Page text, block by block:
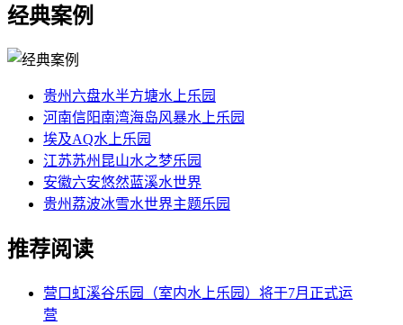
经典案例
贵州六盘水半方塘水上乐园
河南信阳南湾海岛风暴水上乐园
埃及AQ水上乐园
江苏苏州昆山水之梦乐园
安徽六安悠然蓝溪水世界
贵州荔波冰雪水世界主题乐园
推荐阅读
营口虹溪谷乐园（室内水上乐园）将于7月正式运
营